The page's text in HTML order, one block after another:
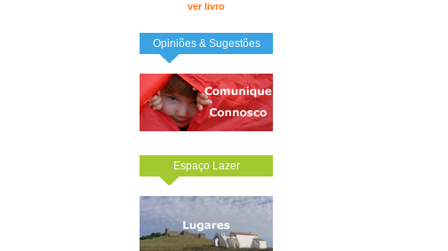
ver livro
Opiniões & Sugestões
Espaço Lazer